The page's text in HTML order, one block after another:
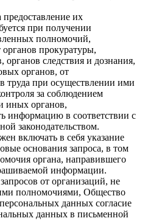
их
при получении
полномочий,
прокуратуры,
следствия и дознания,
органов, от
труда при осуществлении ими
за соблюдением
иных органов,
информацию в соответствии с
законодательством.
включать в себя указание
основания запроса, в том
органа, направившего
информации.
от организаций, не
полномочиями, Общество
данных согласие
данных в письменной